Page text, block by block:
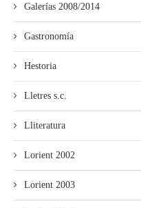
Galerías 2008/2014
Gastronomía
Hestoria
Lletres s.c.
Lliteratura
Lorient 2002
Lorient 2003